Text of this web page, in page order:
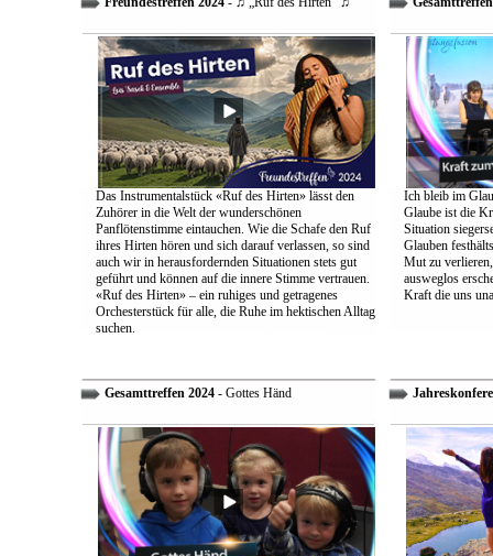
Das Instrumentalstück «Ruf des Hirten» lässt den
Zuhörer in die Welt der wunderschönen
Panflötenstimme eintauchen. Wie die Schafe den Ruf
ihres Hirten hören und sich darauf verlassen, so sind
auch wir in herausfordernden Situationen stets gut
geführt und können auf die innere Stimme vertrauen.
«Ruf des Hirten» – ein ruhiges und getragenes
Orchesterstück für alle, die Ruhe im hektischen Alltag
suchen.
Ich bleib im
Glaube ist die
Situation
Glauben
Mut zu
ausweglos
Kraft die uns
Gesamttreffen 2024- Gottes Händ